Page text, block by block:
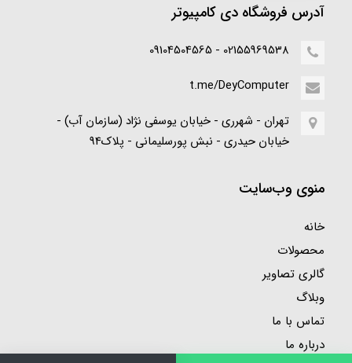
آدرس فروشگاه دی کامپیوتر
02155969538 - 09104504565
t.me/DeyComputer
تهران - شهرری - خیابان یوسفی نژاد (سازمان آب) -
خیابان حیدری - نبش پورسلیمانی - پلاک94
منوی وب‌سایت
خانه
محصولات
گالری تصاویر
وبلاگ
تماس با ما
درباره ما